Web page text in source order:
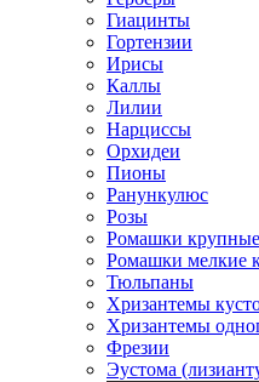
Гиацинты
Гортензии
Ирисы
Каллы
Лилии
Нарциссы
Орхидеи
Пионы
Ранункулюс
Розы
Ромашки крупные
Ромашки мелкие
Тюльпаны
Хризантемы
Хризантемы
Фрезии
Эустома